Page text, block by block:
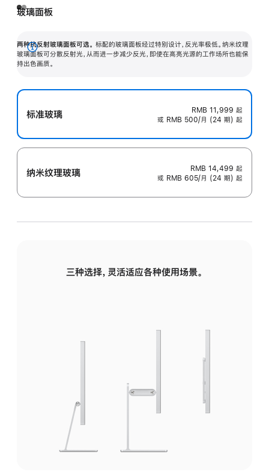
玻璃面板
两种抗反射玻璃面板可选。 标配的玻璃面板经过特别设计，反光率极低。纳米纹理
玻璃面板可分散反射光，从而进一步减少反光，即使在高亮光源的工作场所也能保
持出色画质。
展
开
标准玻璃 RMB 11,999 起
或 RMB 500/月 (24 期) 起
纳米纹理玻璃 RMB 14,499 起
或 RMB 605/月 (24 期) 起
三种选择，灵活适应各种使用场景。